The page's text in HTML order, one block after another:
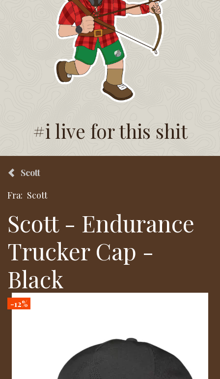
#i live for this shit
Scott
Fra: Scott
Scott - Endurance
Trucker Cap -
Black
-12%